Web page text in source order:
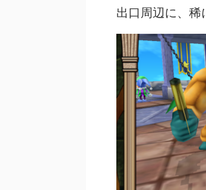
出口周辺に、稀